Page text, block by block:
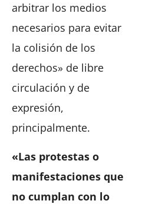
arbitrar los medios
necesarios para evitar
la colisión de los
derechos» de libre
circulación y de
expresión,
principalmente.
«Las protestas o
manifestaciones que
no cumplan con lo